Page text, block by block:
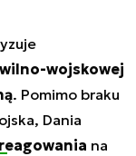
wojskowej
. Pomimo braku
Dania
reagowania na